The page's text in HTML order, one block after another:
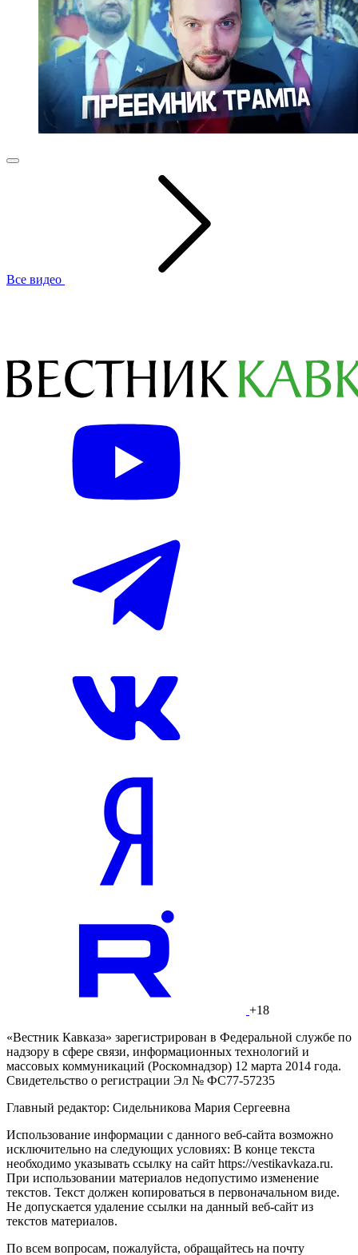
Все видео
+18
«Вестник Кавказа» зарегистрирован в Федеральной службе по
надзору в сфере связи, информационных технологий и
массовых коммуникаций (Роскомнадзор) 12 марта 2014 года.
Свидетельство о регистрации Эл № ФС77-57235
Главный редактор: Сидельникова Мария Сергеевна
Использование информации с данного веб-сайта возможно
исключительно на следующих условиях: В конце текста
необходимо указывать ссылку на сайт https://vestikavkaza.ru.
При использовании материалов недопустимо изменение
текстов. Текст должен копироваться в первоначальном виде.
Не допускается удаление ссылки на данный веб-сайт из
текстов материалов.
По всем вопросам, пожалуйста, обращайтесь на почту